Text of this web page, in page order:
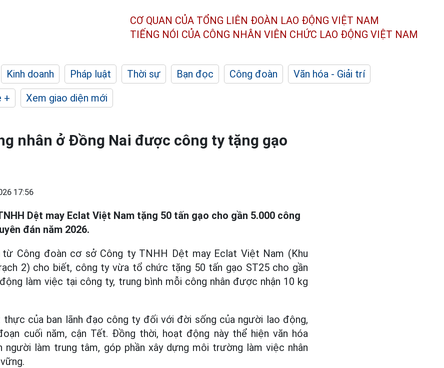
CƠ QUAN CỦA TỔNG LIÊN ĐOÀN LAO ĐỘNG VIỆT NAM
TIẾNG NÓI CỦA CÔNG NHÂN VIÊN CHỨC LAO ĐỘNG VIỆT NAM
Kinh doanh Pháp luật Thời sự Bạn đọc Công đoàn
Văn hóa - Giải trí
+ Xem giao diện mới
nhân ở Đồng Nai được công ty tặng gạo
17:56
Dệt may Eclat Việt Nam tặng 50 tấn gạo cho gần 5.000 công
đán năm 2026.
từ Công đoàn cơ sở Công ty TNHH Dệt may Eclat Việt Nam (Khu
2) cho biết, công ty vừa tổ chức tặng 50 tấn gạo ST25 cho gần
làm việc tại công ty, trung bình mỗi công nhân được nhận 10 kg
của ban lãnh đạo công ty đối với đời sống của người lao động,
cuối năm, cận Tết. Đồng thời, hoạt động này thể hiện văn hóa
người làm trung tâm, góp phần xây dựng môi trường làm việc nhân